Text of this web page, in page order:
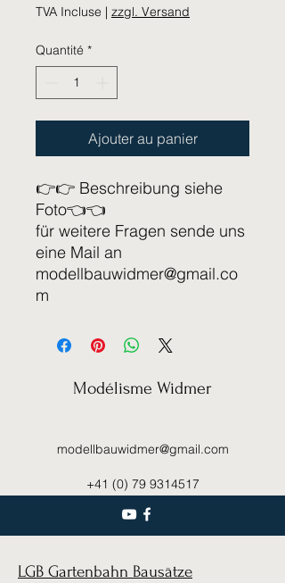
TVA Incluse | zzgl. Versand
Quantité *
Ajouter au panier
👉👉 Beschreibung siehe
Foto👈👈
für weitere Fragen sende uns
eine Mail an
modellbauwidmer@gmail.co
m
Modélisme Widmer
modellbauwidmer@gmail.com
+41 (0) 79 9314517
LGB Gartenbahn Bausätze